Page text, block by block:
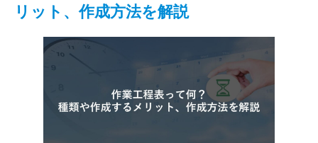
リット、作成方法を解説